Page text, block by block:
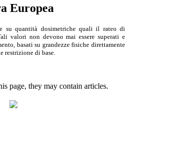
Europea
su quantità dosimetriche quali il rateo di
valori non devono mai essere superati e
basati su grandezze fisiche direttamente
di base.
page, they may contain articles.